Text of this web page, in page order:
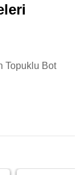
Topuklu Bot